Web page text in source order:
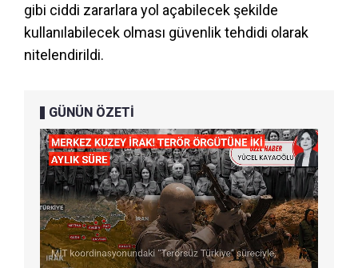
gibi ciddi zararlara yol açabilecek şekilde
kullanılabilecek olması güvenlik tehdidi olarak
nitelendirildi.
GÜNÜN ÖZETİ